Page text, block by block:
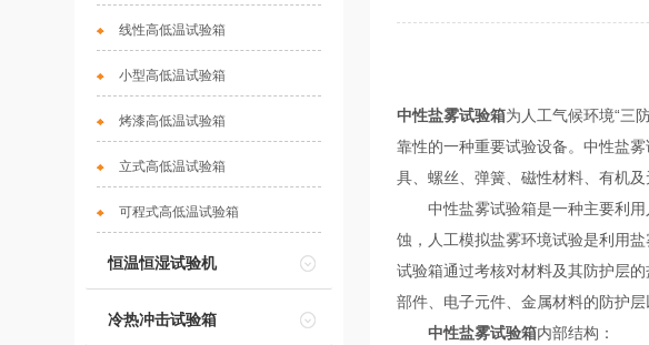
线性高低温试验箱
小型高低温试验箱
烤漆高低温试验箱
立式高低温试验箱
可程式高低温试验箱
恒温恒湿试验机
冷热冲击试验箱
中性盐雾试验箱为人工气候环境“三
靠性的一种重要试验设备。中性盐
具、螺丝、弹簧、磁性材料、有机
中性盐雾试验箱是一种主要利用
蚀，人工模拟盐雾环境试验是利用
试验箱通过考核对材料及其防护层
部件、电子元件、金属材料的防护层
中性盐雾试验箱内部结构：